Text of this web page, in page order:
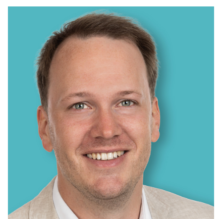
FINANZAUSSCHUSS
AUSSCHUSS FÜR ARBEIT, SOZIALES UND GESUNDHEIT
AUSSCHUSS FÜR WIRTSCHAFT, UMWELT UND PLANUNG
POLIZEIBEIRAT
CDU Kreisverband Warendorf-Beckum
CDU Regionalrat Münster
LWL-Fraktion der CDU
Kommunalpolitische Vereinigung KPV NRW